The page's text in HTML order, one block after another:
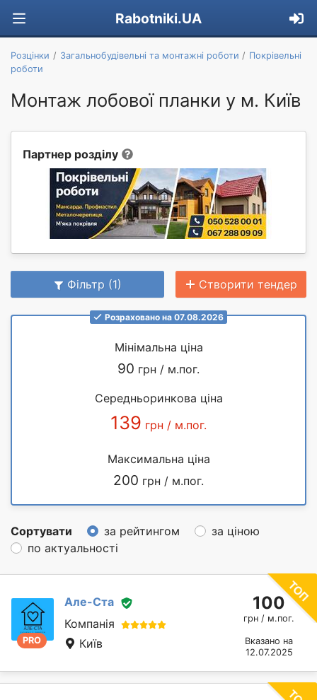
Rabotniki.UA
Розцінки Загальнобудівельні та монтажні роботи
Покрівельні
роботи
Монтаж лобової планки у м. Київ
Партнер розділу
Фільтр (1) Створити тендер
Розраховано на 07.08.2026
Мінімальна ціна
90 грн / м.пог.
Середньоринкова ціна
139 грн / м.пог.
Максимальна ціна
200 грн / м.пог.
Сортувати за рейтингом
за ціною
по актуальності
PRO
Але-Ста
Компанія
Київ
100
грн / м.пог.
Вказано на
12.07.2025